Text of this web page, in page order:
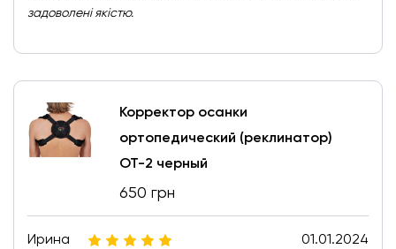
задоволені якістю.
Корректор осанки
ортопедический (реклинатор)
ОТ-2 черный
650 грн
Ирина 01.01.2024